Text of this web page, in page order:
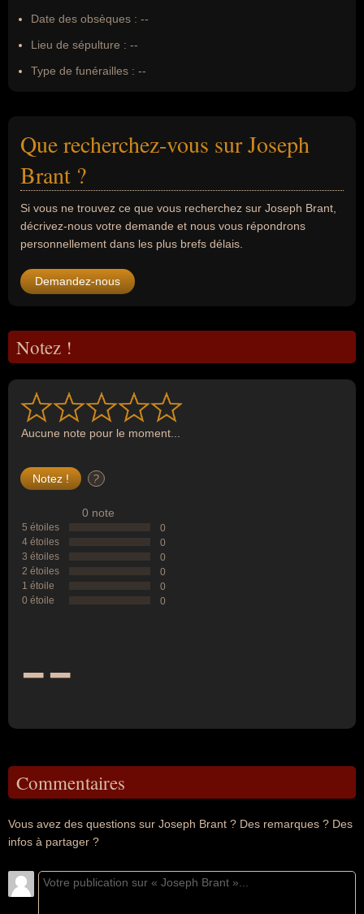
Date des obsèques : --
Lieu de sépulture : --
Type de funérailles : --
Que recherchez-vous sur Joseph
Brant ?
Si vous ne trouvez ce que vous recherchez sur Joseph Brant,
décrivez-nous votre demande et nous vous répondrons
personnellement dans les plus brefs délais.
Demandez-nous
Notez !
Aucune note pour le moment...
?
0 note
5 étoiles
0
4 étoiles
0
3 étoiles
0
2 étoiles
0
1 étoile
0
0 étoile
0
--
Commentaires
Vous avez des questions sur Joseph Brant ? Des remarques ? Des
infos à partager ?